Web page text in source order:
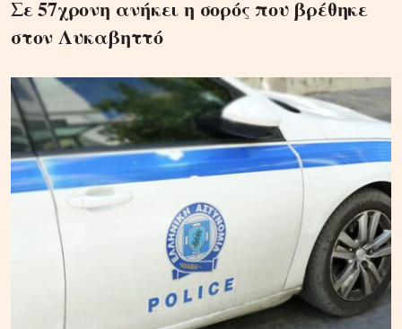
Σε 57χρονη ανήκει η σορός που βρέθηκε
στον Λυκαβηττό